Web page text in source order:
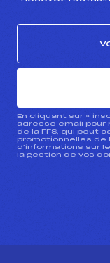
En cliquant sur «
adresse email pour
de la FFS, qui peut
promotionnelles de
d’informations sur
la gestion de vos